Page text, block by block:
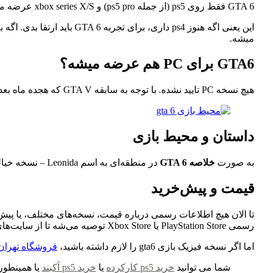
GTA 6 فقط روی ps5 (از جمله ps5 pro) و xbox series X/S عرضه می‌شه. هیچ نسخه‌ای برای ps4، Xbox One، یا Nintendo Switch 2 در کار نیست.
این یعنی اگه هنوز ps4 داری، برای تجربه GTA 6 باید ارتقا بدی. اگه به فکر
میشه.
GTA6 برای PC هم عرضه میشه؟
هیچ نسخه PC تایید نشده. با توجه به سابقه GTA V که هجده ماه بعد از عرضه برای کنسول به PC رسید – احتمالاً نسخه PC در اواخر ۲۰۲۷ یا اوایل ۲۰۲۸ بیاد.
داستان و محیط بازی
به صورت خلاصه GTA 6 در منطقه‌ای به اسم Leonida – نسخه خیالی فلوریدا – اتفاق می‌افته و Vice City (نسخه‌ای از میامی) مرکز اصلی بازیه. دو شخصیت اصلی دارید: جیسون و لوسیا.
قیمت و پیش‌خرید
تا الان هیچ اطلاعات رسمی درباره قیمت، نسخه‌های مختلف، یا
رسمی PlayStation Store یا Xbox Store توصیه می‌شه تا از سایت‌های جعلی در امان باشید.
اما اگر نسخه فیزیک بازی gta6 را لازم داشته باشید، فروشگاه
شما می توانید خرید ps5 کارکرده یا خرید ps5 آکبند یا همینطور